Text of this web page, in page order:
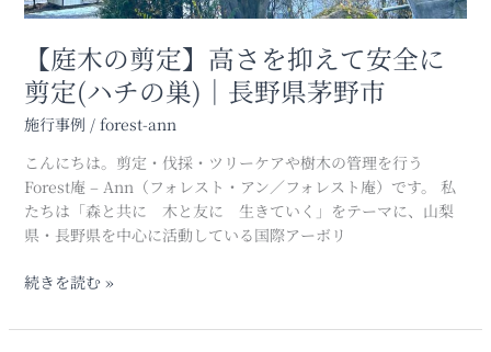
【庭木の剪定】高さを抑えて安全に
剪定(ハチの巣)｜長野県茅野市
施行事例 / forest-ann
こんにちは。剪定・伐採・ツリーケアや樹木の管理を行う
Forest庵 – Ann（フォレスト・アン／フォレスト庵）です。 私
たちは「森と共に 木と友に 生きていく」をテーマに、山梨
県・長野県を中心に活動している国際アーボリ
定
(ハ
チ
巣)
｜
長
野
茅
続きを読む »